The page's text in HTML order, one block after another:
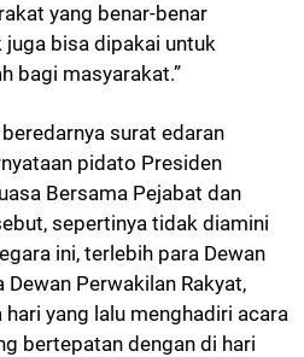
yang benar-benar
bisa dipakai untuk
bagi masyarakat.”
surat edaran
pidato Presiden
Bersama Pejabat dan
sepertinya tidak diamini
ini, terlebih para Dewan
Perwakilan Rakyat,
yang lalu menghadiri acara
bertepatan dengan di hari